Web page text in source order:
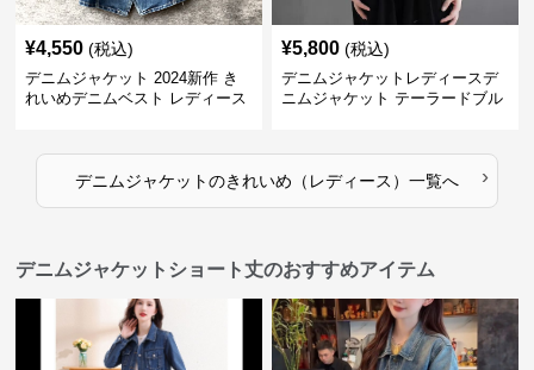
¥4,550 (税込)
デニムジャケット 2024新作 き
れいめデニムベスト レディース
¥5,800 (税込)
デニムジャケットレディースデ
ニムジャケット テーラードブル
デニムジャケットのきれいめ（レディース） 一覧へ ›
デニムジャケットショート丈のおすすめアイテム